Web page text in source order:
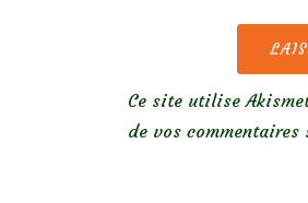
Ce site utilise
de vos